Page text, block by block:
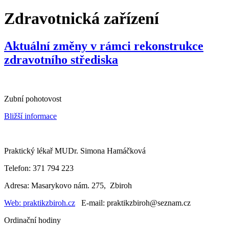
Zdravotnická zařízení
Aktuální změny v rámci rekonstrukce
zdravotního střediska
Zubní pohotovost
Bližší informace
Praktický lékař MUDr. Simona Hamáčková
Telefon: 371 794 223
Adresa: Masarykovo nám. 275, Zbiroh
Web: praktikzbiroh.cz E-mail: praktikzbiroh@seznam.cz
Ordinační hodiny